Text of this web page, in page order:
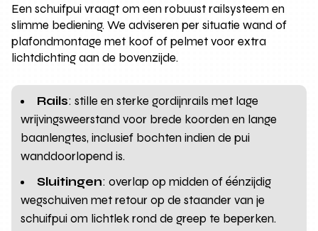
Een schuifpui vraagt om een robuust railsysteem en
slimme bediening. We adviseren per situatie wand of
plafondmontage met koof of pelmet voor extra
lichtdichting aan de bovenzijde.
Rails: stille en sterke gordijnrails met lage
wrijvingsweerstand voor brede koorden en lange
baanlengtes, inclusief bochten indien de pui
wanddoorlopend is.
Sluitingen: overlap op midden of éénzijdig
wegschuiven met retour op de staander van je
schuifpui om lichtlek rond de greep te beperken.